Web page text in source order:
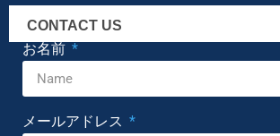
CONTACT US
お名前
メールアドレス